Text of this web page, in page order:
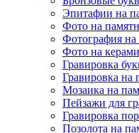
Эпитафии на
Фото на
Фотография на
Фото на
Гравировка
Гравировка на
Мозаика на
Пейзажи для
Гравировка
Позолота на